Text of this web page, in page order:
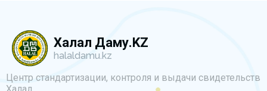
Халал Даму.KZ
halaldamu.kz
Центр стандартизации, контроля и выдачи свидетельств